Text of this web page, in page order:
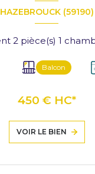
HAZEBROUCK (59190)
Balcon
450 € HC*
VOIR LE BIEN